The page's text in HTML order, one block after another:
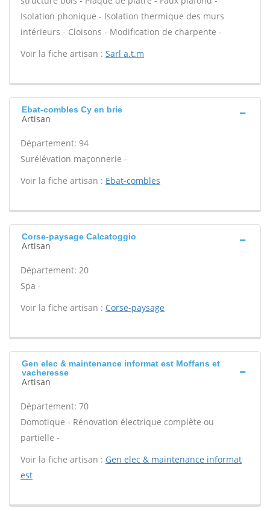
Isolation phonique - Isolation thermique des murs
intérieurs - Cloisons - Modification de charpente -
Voir la fiche artisan : Sarl a.t.m
Ebat-combles Cy en brie
Artisan
Département: 94
Surélévation maçonnerie -
Voir la fiche artisan : Ebat-combles
Corse-paysage Calcatoggio
Artisan
Département: 20
Spa -
Voir la fiche artisan : Corse-paysage
Gen elec & maintenance informat est Moffans et
vacheresse
Artisan
Département: 70
Domotique - Rénovation électrique complète ou
partielle -
Voir la fiche artisan : Gen elec & maintenance informat
est